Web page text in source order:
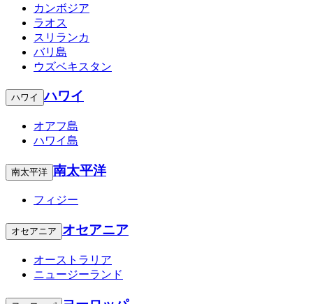
カンボジア
ラオス
スリランカ
バリ島
ウズベキスタン
ハワイ ハワイ
オアフ島
ハワイ島
南太平洋 南太平洋
フィジー
オセアニア オセアニア
オーストラリア
ニュージーランド